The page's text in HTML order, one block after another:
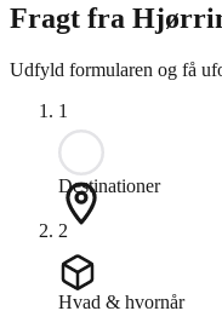
Fragt fra
Udfyld formularen og få
1
Destinationer
2
Hvad & hvornår